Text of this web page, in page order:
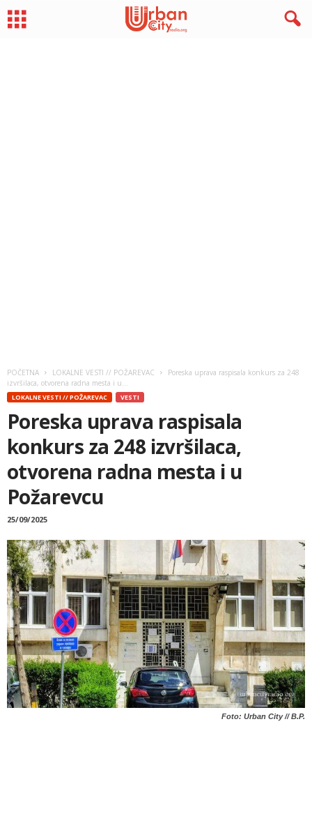
POČETNA LOKALNE VESTI // POŽAREVAC
Poreska uprava raspisala konkurs za 248
izvršilaca, otvorena radna mesta i u...
LOKALNE VESTI // POŽAREVAC VESTI
Poreska uprava raspisala
konkurs za 248 izvršilaca,
otvorena radna mesta i u
Požarevcu
25/09/2025
Foto: Urban City // B.P.